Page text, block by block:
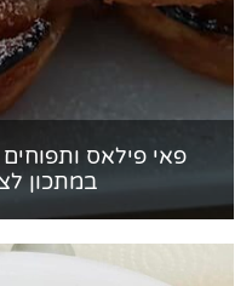
פאי פילאס ותפוחים
במתכון